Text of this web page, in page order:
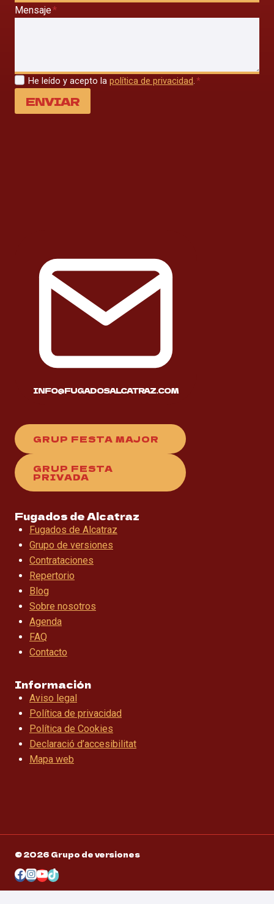
Mensaje*
He leído y acepto la política de privacidad.*
ENVIAR
INFO@FUGADOSALCATRAZ.COM
GRUP FESTA MAJOR
GRUP FESTA
PRIVADA
Fugados de Alcatraz
Fugados de Alcatraz
Grupo de versiones
Contrataciones
Repertorio
Blog
Sobre nosotros
Agenda
FAQ
Contacto
Información
Aviso legal
Política de privacidad
Política de Cookies
Declaració d’accesibilitat
Mapa web
© 2026 Grupo de versiones